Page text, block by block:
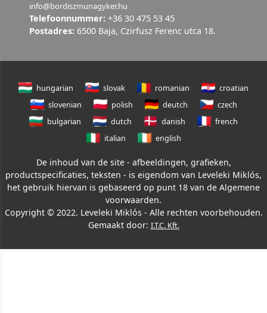
info@bordiszmunagyker.hu
Telefoonnummer: +36 30 475 53 45
Postadres: 6500 Baja, Czirfusz Ferenc utca 18.
hungarian slovak romanian
croatian
slovenian
polish deutch
czech
bulgarian
dutch danish
french
italian
english
De inhoud van de site - afbeeldingen, grafieken,
productspecificaties, teksten - is eigendom van Leveleki Miklós,
het gebruik hiervan is gebaseerd op punt 18 van de Algemene
voorwaarden.
Copyright © 2022. Leveleki Miklós - Alle rechten voorbehouden.
Gemaakt door: I.T.C. Kft.